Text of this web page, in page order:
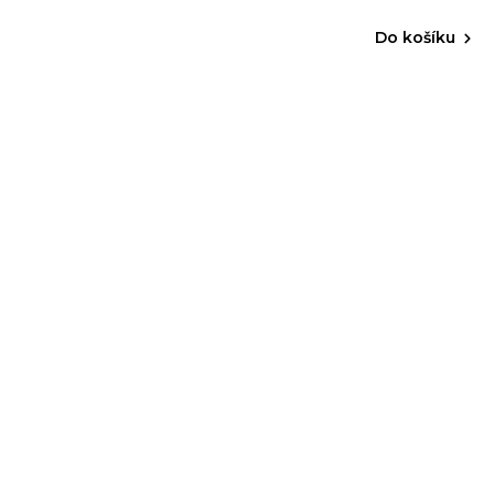
Do košíku